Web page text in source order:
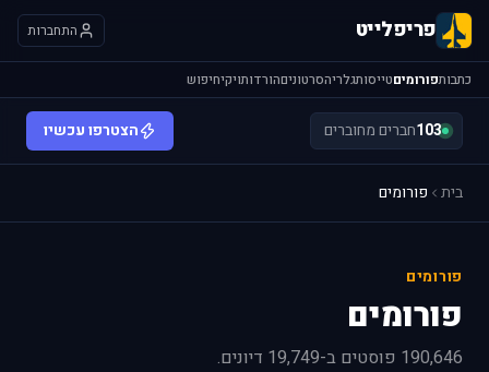
פריפלייט התחברות
כתבותפורומיםטייסותגלריהסרטוניםהורדותויקיחיפוש
103חברים מחוברים הצטרפו עכשיו
בית פורומים
פורומים
פורומים
190,646 פוסטים ב-19,749 דיונים.